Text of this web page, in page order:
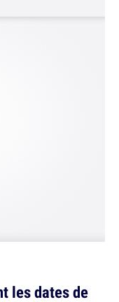
les dates de